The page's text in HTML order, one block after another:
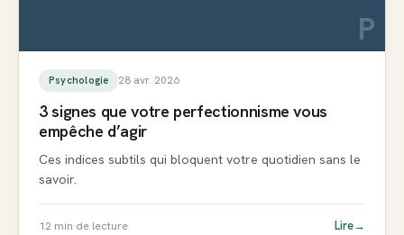
P
Psychologie 28 avr. 2026
3 signes que votre perfectionnisme vous
empêche d’agir
Ces indices subtils qui bloquent votre quotidien sans le
savoir.
12 min de lecture Lire→